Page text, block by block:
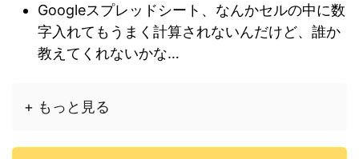
Googleスプレッドシート、なんかセルの中に数
字入れてもうまく計算されないんだけど、誰か
教えてくれないかな…
+ もっと見る